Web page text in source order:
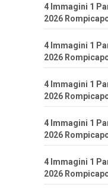
4 Immagini 1
2026
4 Immagini 1
2026
4 Immagini 1
2026
4 Immagini 1
2026
4 Immagini 1
2026